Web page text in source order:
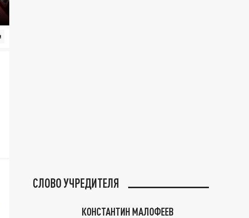
СЛОВО УЧРЕДИТЕЛЯ
КОНСТАНТИН МАЛОФЕЕВ